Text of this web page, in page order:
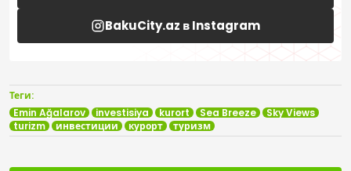
BakuCity.az в Instagram
Теги:
Emin Ağalarov
investisiya kurort Sea Breeze
Sky Views
turizm
инвестиции курорт туризм